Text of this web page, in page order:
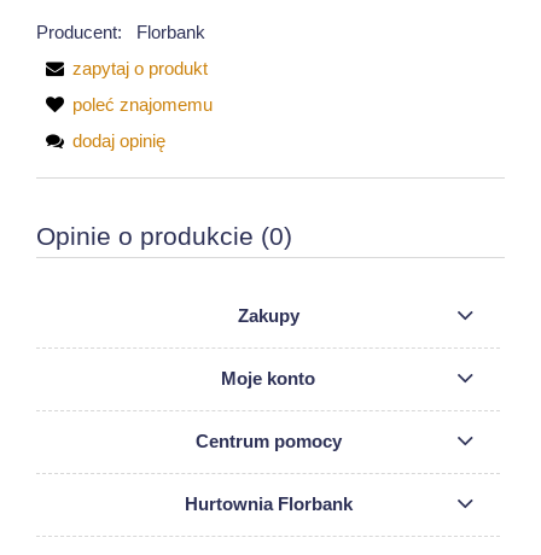
Producent:
Florbank
zapytaj o produkt
poleć znajomemu
dodaj opinię
Opinie o produkcie (0)
Zakupy
Moje konto
Centrum pomocy
Hurtownia Florbank